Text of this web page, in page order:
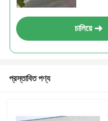
চালিয়ে
প্রস্তাবিত পণ্য